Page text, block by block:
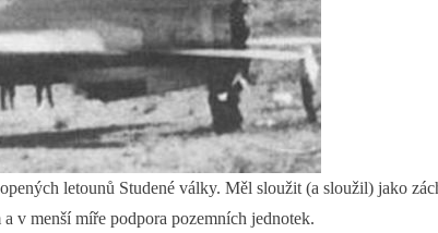
letounů Studené války. Měl sloužit (a sloužil) jako
v menší míře podpora pozemních jednotek.